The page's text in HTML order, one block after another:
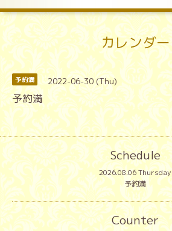
カレンダー
予約満 2022-06-30 (Thu)
予約満
Schedule
2026.08.06 Thursday
予約満
Counter